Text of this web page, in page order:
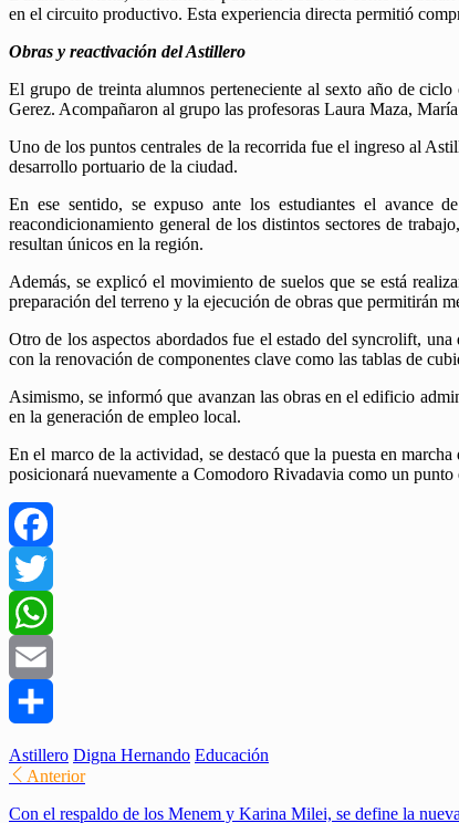
en el circuito productivo. Esta experiencia directa permitió
Obras y reactivación del Astillero
El grupo de treinta alumnos perteneciente al sexto año de
Gerez. Acompañaron al grupo las profesoras Laura Maza,
Uno de los puntos centrales de la recorrida fue el ingreso al
desarrollo portuario de la ciudad.
En ese sentido, se expuso ante los estudiantes el avance
reacondicionamiento general de los distintos sectores de
resultan únicos en la región.
Además, se explicó el movimiento de suelos que se está
preparación del terreno y la ejecución de obras que permitirán
Otro de los aspectos abordados fue el estado del syncrolift,
con la renovación de componentes clave como las tablas de
Asimismo, se informó que avanzan las obras en el edificio
en la generación de empleo local.
En el marco de la actividad, se destacó que la puesta en
posicionará nuevamente a Comodoro Rivadavia como un
Facebook
Twitter
WhatsApp
Email
Compartir
Astillero Digna Hernando Educación
Anterior
Con el respaldo de los Menem y Karina Milei, se define la